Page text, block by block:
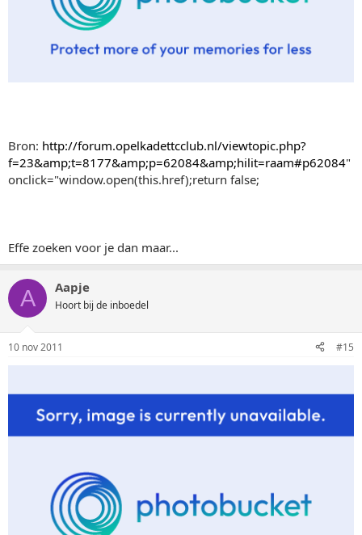
Bron: http://forum.opelkadettcclub.nl/viewtopic.php?
f=23&amp;t=8177&amp;p=62084&amp;hilit=raam#p62084"
onclick="window.open(this.href);return false;
Effe zoeken voor je dan maar...
A Aapje
Hoort bij de inboedel
10 nov 2011 #15